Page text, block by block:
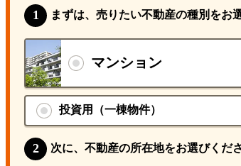
まずは、売りたい不動産の種別をお
マンション
投資用（一棟物件）
次に、不動産の所在地をお選びくだ